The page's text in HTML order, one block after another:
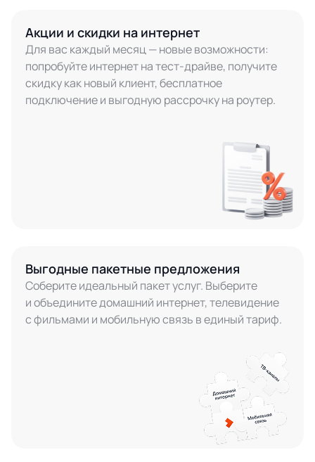
Акции и скидки на интернет
Для вас каждый месяц — новые возможности:
попробуйте интернет на тест-драйве, получите
скидку как новый клиент, бесплатное
подключение и выгодную рассрочку на роутер.
Выгодные пакетные предложения
Соберите идеальный пакет услуг. Выберите
и объедините домашний интернет, телевидение
с фильмами и мобильную связь в единый тариф.